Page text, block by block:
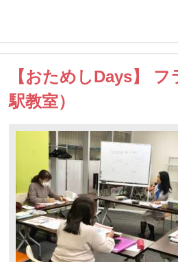
【おためしDays】
駅教室）